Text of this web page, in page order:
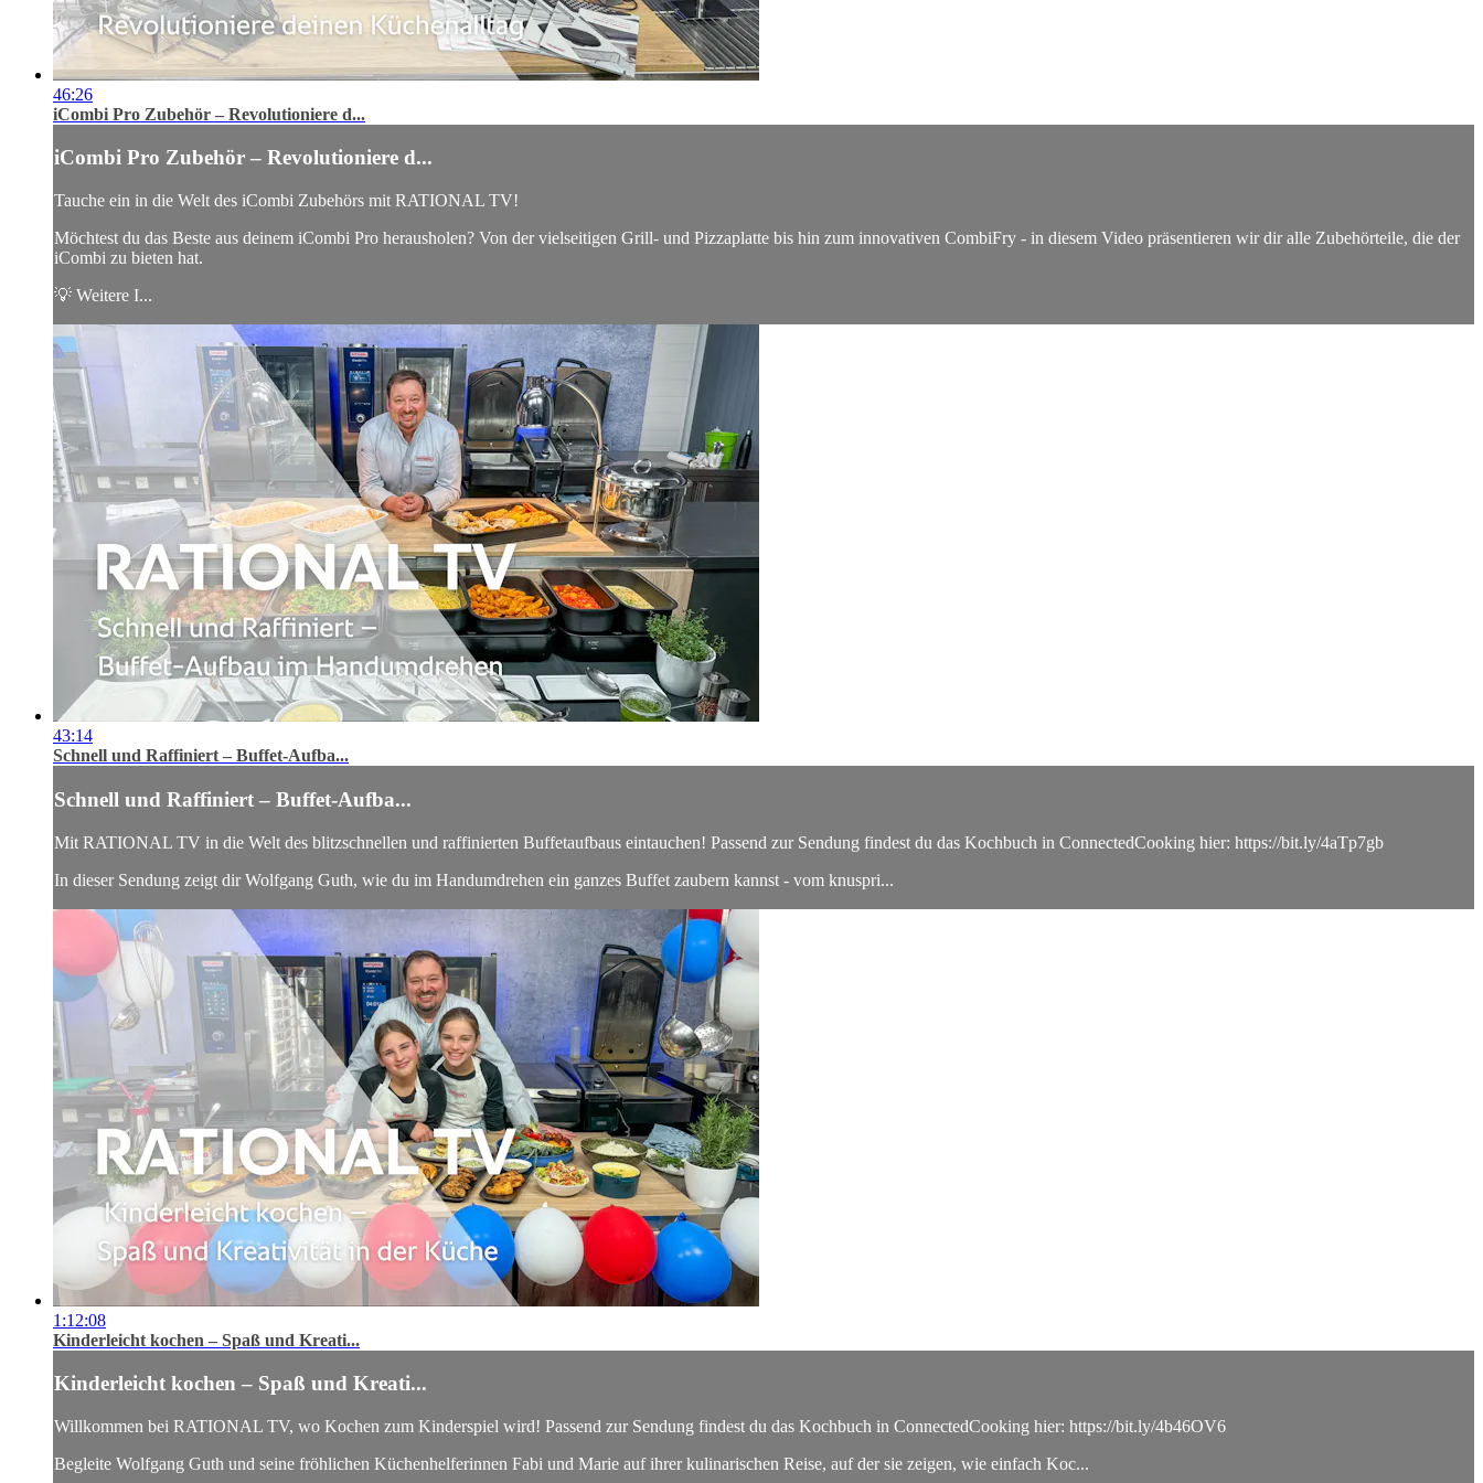
46:26
iCombi Pro Zubehör – Revolutioniere d...
iCombi Pro Zubehör – Revolutioniere d...
Tauche ein in die Welt des iCombi Zubehörs mit RATIONAL TV!
Möchtest du das Beste aus deinem iCombi Pro herausholen? Von der vielseitigen Grill- und Pizzaplatte bis hin zum innovativen CombiFry - in diesem Video präsentieren wir dir alle Zubehörteile, die der
iCombi zu bieten hat.
💡 Weitere I...
43:14
Schnell und Raffiniert – Buffet-Aufba...
Schnell und Raffiniert – Buffet-Aufba...
Mit RATIONAL TV in die Welt des blitzschnellen und raffinierten Buffetaufbaus eintauchen! Passend zur Sendung findest du das Kochbuch in ConnectedCooking hier: https://bit.ly/4aTp7gb
In dieser Sendung zeigt dir Wolfgang Guth, wie du im Handumdrehen ein ganzes Buffet zaubern kannst - vom knuspri...
1:12:08
Kinderleicht kochen – Spaß und Kreati...
Kinderleicht kochen – Spaß und Kreati...
Willkommen bei RATIONAL TV, wo Kochen zum Kinderspiel wird! Passend zur Sendung findest du das Kochbuch in ConnectedCooking hier: https://bit.ly/4b46OV6
Begleite Wolfgang Guth und seine fröhlichen Küchenhelferinnen Fabi und Marie auf ihrer kulinarischen Reise, auf der sie zeigen, wie einfach Koc...